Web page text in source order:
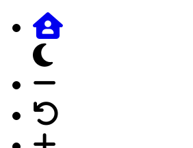
dunkles Design
Schrift auf Forumstandard
Schrift vergrössern